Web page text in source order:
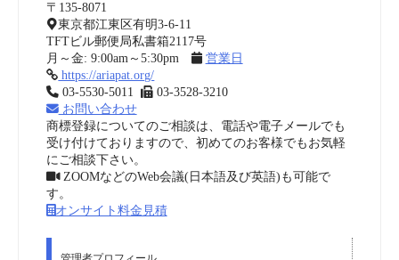
〒135-8071
東京都江東区有明3-6-11
TFTビル郵便局私書箱2117号
月～金: 9:00am～5:30pm
営業日
https://ariapat.org/
03-5530-5011
03-3528-3210
お問い合わせ
商標登録についてのご相談は、電話や電子メールでも
受け付けておりますので、初めてのお客様でもお気軽
にご相談下さい。
ZOOMなどのWeb会議(日本語及び英語)も可能で
す。
オンサイト料金見積